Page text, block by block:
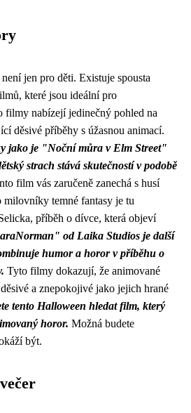
jen pro děti. Existuje spousta
které jsou ideální pro
filmy nabízejí jedinečný pohled na
děsivé příběhy s úžasnou animací.
jako je "Noční můra v Elm Street"
strach stává skutečností v podobě
film vás zaručeně zanechá s husí
temné fantasy je tu
příběh o dívce, která objeví
od Laika Studios je další
humor a horor v příběhu o
Tyto filmy dokazují, že animované
a znepokojivé jako jejich hrané
tento Halloween hledat film, který
horor. Možná budete
být.